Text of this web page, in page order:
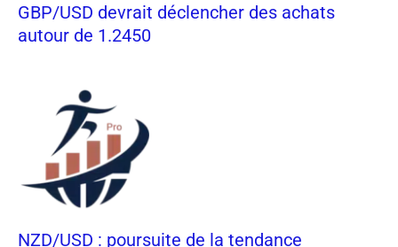
GBP/USD devrait déclencher des achats
autour de 1.2450
NZD/USD : poursuite de la tendance